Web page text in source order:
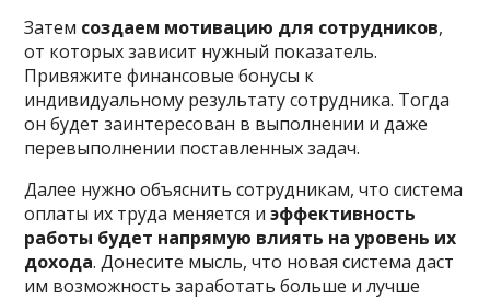
Затем создаем мотивацию для сотрудников,
от которых зависит нужный показатель.
Привяжите финансовые бонусы к
индивидуальному результату сотрудника. Тогда
он будет заинтересован в выполнении и даже
перевыполнении поставленных задач.
Далее нужно объяснить сотрудникам, что система
оплаты их труда меняется иэффективность
работы будет напрямую влиять на уровень их
дохода. Донесите мысль, что новая система даст
им возможность заработать больше и лучше